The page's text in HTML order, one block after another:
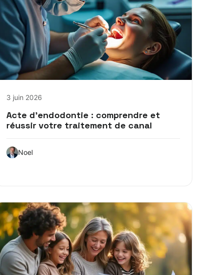
3 juin 2026
Acte d’endodontie : comprendre et
réussir votre traitement de canal
Noel